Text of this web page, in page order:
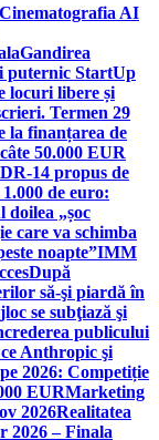
Cinematografia AI
Gandirea
puternic StartUp
locuri libere și
Termen 29
la finanțarea de
50.000 EUR
14 propus de
de euro:
doilea „șoc
care va schimba
noapte”IMM
După
să-şi piardă în
se subţiază şi
publicului
Anthropic şi
2026: Competiție
EURMarketing
2026Realitatea
2026 – Finala